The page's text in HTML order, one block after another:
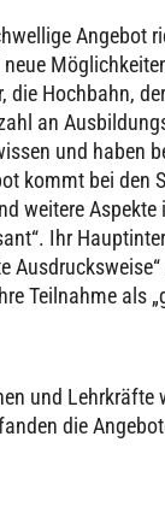
Angebot
die Hochbahn,
an
und haben
kommt bei den
weitere
Ihr
Teil­nahme als
und
die